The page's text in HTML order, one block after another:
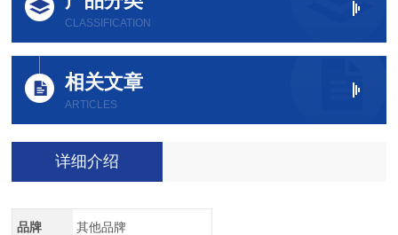
CLASSIFICATION
相关文章
ARTICLES
详细介绍
品牌 其他品牌